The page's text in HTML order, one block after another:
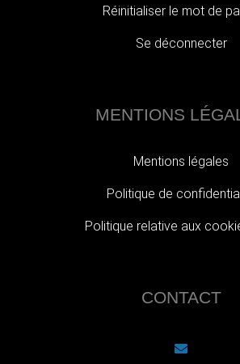
Réinitialiser le mot de
Se déconnecter
MENTIONS
Mentions légales
Politique de
Politique relative aux
CONTACT